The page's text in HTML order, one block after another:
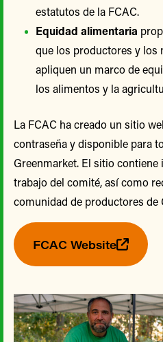
estatutos de la FCAC.
Equidad alimentaria
que los productores y los
apliquen un marco de
los alimentos y la
La FCAC ha creado un sitio
contraseña y disponible para
Greenmarket. El sitio
trabajo del comité, así como
comunidad de productores de
FCAC Website